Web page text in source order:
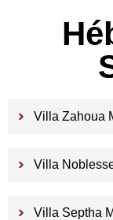
Villa Zahoua
Villa
Villa Septha